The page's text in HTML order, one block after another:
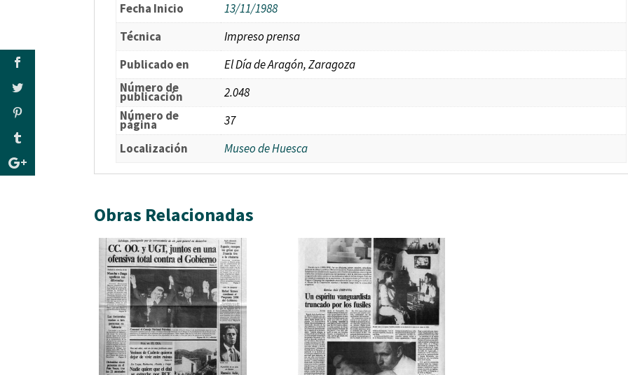
Fecha Inicio
13/11/1988
Técnica
Impreso prensa
Publicado en
El Día de Aragón, Zaragoza
Número de
publicación
2.048
Número de
página
37
Localización
Museo de Huesca
Obras Relacionadas